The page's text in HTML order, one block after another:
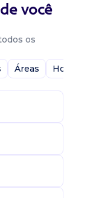
você
os
Áreas Home-